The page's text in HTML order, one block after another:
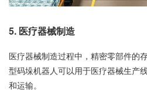
5. 医疗器械制造
医疗器械制造过程中，精密零部件的
型码垛机器人可以用于医疗器械生产
和运输。